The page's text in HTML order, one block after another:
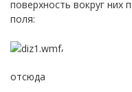
поверхность вокруг них
поля:
,
отсюда